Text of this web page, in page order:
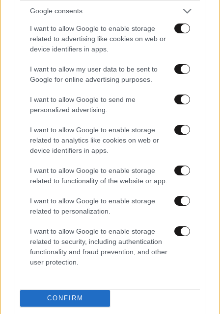
Google consents
I want to allow Google to enable storage
related to advertising like cookies on web or
device identifiers in apps.
I want to allow my user data to be sent to
Google for online advertising purposes.
I want to allow Google to send me
personalized advertising.
I want to allow Google to enable storage
related to analytics like cookies on web or
device identifiers in apps.
I want to allow Google to enable storage
related to functionality of the website or app.
I want to allow Google to enable storage
related to personalization.
I want to allow Google to enable storage
related to security, including authentication
functionality and fraud prevention, and other
user protection.
CONFIRM
Ακολουθήστε τοNEWSBEAST στοGoogle News
και μάθετε πρώτοι όλες τις ειδήσεις
ΠΡΟΣΘΕΣΤΕ ΤΟ ΣΧΟΛΙΟ ΣΑΣ